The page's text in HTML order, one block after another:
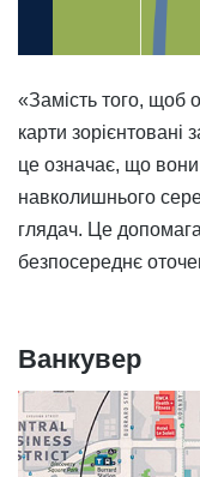
«Замість того, щоб
карти
це означає, що вони
навколишнього
глядач. Це
безпосереднє
Ванкувер